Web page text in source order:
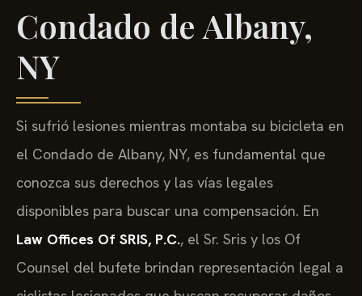
Condado de Albany,
NY
Si sufrió lesiones mientras montaba su bicicleta en
el Condado de Albany, NY, es fundamental que
conozca sus derechos y las vías legales
disponibles para buscar una compensación. En
Law Offices Of SRIS, P.C., el Sr. Sris y los Of
Counsel del bufete brindan representación legal a